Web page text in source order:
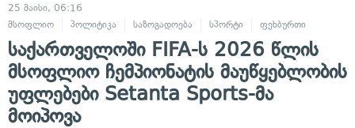
25 მაისი, 06:16
მსოფლიო
პოლიტიკა საზოგადოება სპორტი ფეხბურთი
საქართველოში FIFA-ს 2026 წლის
მსოფლიო ჩემპიონატის მაუწყებლობის
უფლებები Setanta Sports-მა
მოიპოვა